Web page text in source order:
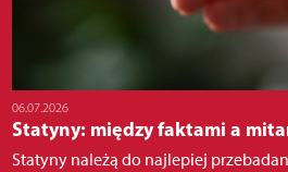
06.07.2026
Statyny: między faktami a
Statyny należą do najlepiej